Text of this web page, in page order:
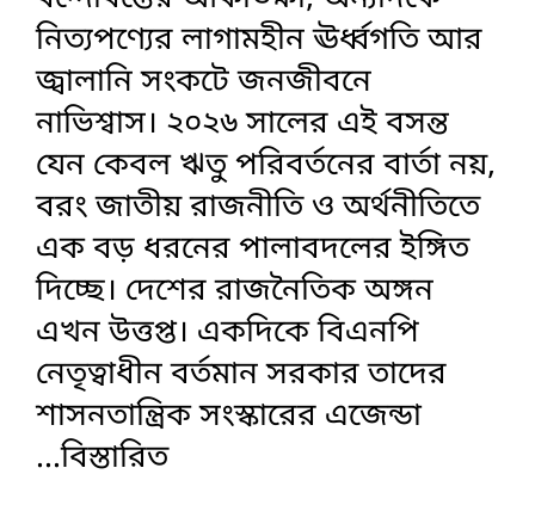
নিত্যপণ্যের লাগামহীন ঊর্ধ্বগতি আর
জ্বালানি সংকটে জনজীবনে
নাভিশ্বাস। ২০২৬ সালের এই বসন্ত
যেন কেবল ঋতু পরিবর্তনের বার্তা নয়,
বরং জাতীয় রাজনীতি ও অর্থনীতিতে
এক বড় ধরনের পালাবদলের ইঙ্গিত
দিচ্ছে। দেশের রাজনৈতিক অঙ্গন
এখন উত্তপ্ত। একদিকে বিএনপি
নেতৃত্বাধীন বর্তমান সরকার তাদের
শাসনতান্ত্রিক সংস্কারের এজেন্ডা
...বিস্তারিত